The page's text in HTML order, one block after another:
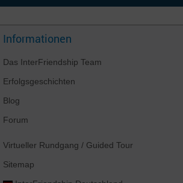
Informationen
Das InterFriendship Team
Erfolgsgeschichten
Blog
Forum
Virtueller Rundgang / Guided Tour
Sitemap